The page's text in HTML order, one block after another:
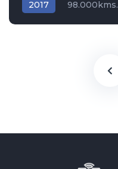
2017 98.000kms.